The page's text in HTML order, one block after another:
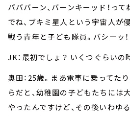
バババーン、バーンキーッド！っ
でね、ブキミ星人という宇宙人が
戦う青年と子ども隊員。バシーッ！
JK：最初でしょ？ いくつぐらいの
奥田：25歳。まあ電車に乗ってた
らだと、幼稚園の子どもたちには
やったんですけど、その後いわゆ